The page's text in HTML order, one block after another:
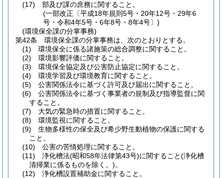
(17)
部及び課の庶務に関すること。
(一部改正〔平成18年規則5号・20年12号・29年6
号・令和4年5号・6年8号・8年4号〕)
(環境保全課の分掌事務)
第42条
環境保全課の分掌事務は、次のとおりとする。
(1)
環境保全に係る諸施策の総合調整に関すること。
(2)
環境影響評価に関すること。
(3)
環境保全協定及び公害防止協定に関すること。
(4)
環境学習及び環境教育に関すること。
(5)
公害関係法令に基づく許可及び届出に関すること。
(6)
公害関係法令に基づく事業者の規制及び指導監督に関
すること。
(7)
大気の緊急時の措置に関すること。
(8)
環境監視に関すること。
(9)
生物多様性の保全及び希少野生動植物の保護に関する
こと。
(10)
公害の苦情処理に関すること。
(11)
浄化槽法(昭和58年法律第43号)に関すること(浄化槽
清掃業に係るものを除く。)。
(12)
浄化槽設置補助金に関すること。